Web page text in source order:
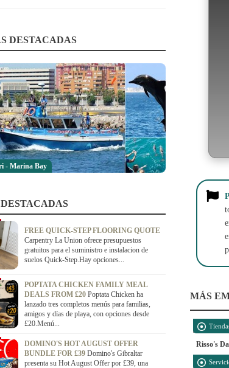
DESTACADAS
- Marina Bay
FREE QUICK-STEP FLOORING QUOTE
Carpentry La Union ofrece presupuestos
gratuitos para el suministro e instalacion de
suelos Quick-Step.Hay opciones...
POPTATA CHICKEN FAMILY MEAL
DEALS FROM £20 Poptata Chicken ha
lanzado tres completos menús para familias,
amigos y días de playa, con opciones desde
£20.Menú...
DOMINO'S HOT AUGUST OFFER
BUNDLE FOR £39 Domino's Gibraltar
presenta su Hot August Offer por £39, una
MÁS
Risso's